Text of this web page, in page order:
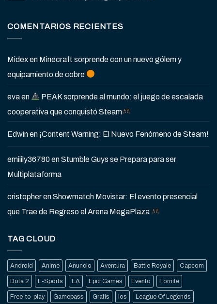
COMENTARIOS RECIENTES
Midexen Minecraft sorprende con un nuevo gólem y
equipamiento de cobre
evaen
PEAK sorprende al mundo: el juego de escalada
cooperativa que conquistó Steam
Edwinen ¡Content Warning: El Nuevo Fenómeno de Steam!
emiiily36780enStumble Guys se Prepara para ser
Multiplataforma
cristopherenShowmatch Movistar: El evento presencial
que Trae de Regreso el Arena MegaPlaza
TAG CLOUD
Android Anime Anuncio Aventura Battle Royale Capcom
Dota 2 E-Sports EA Epic Games Evento Fornite
Free-to-play Gamepass Gratis Ios League Of Legends